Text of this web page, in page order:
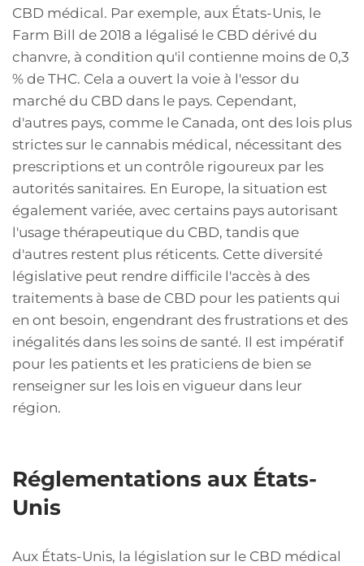
CBD médical. Par exemple, aux États-Unis, le
Farm Bill de 2018 a légalisé le CBD dérivé du
chanvre, à condition qu'il contienne moins de 0,3
% de THC. Cela a ouvert la voie à l'essor du
marché du CBD dans le pays. Cependant,
d'autres pays, comme le Canada, ont des lois plus
strictes sur le cannabis médical, nécessitant des
prescriptions et un contrôle rigoureux par les
autorités sanitaires. En Europe, la situation est
également variée, avec certains pays autorisant
l'usage thérapeutique du CBD, tandis que
d'autres restent plus réticents. Cette diversité
législative peut rendre difficile l'accès à des
traitements à base de CBD pour les patients qui
en ont besoin, engendrant des frustrations et des
inégalités dans les soins de santé. Il est impératif
pour les patients et les praticiens de bien se
renseigner sur les lois en vigueur dans leur
région.
Réglementations aux États-
Unis
Aux États-Unis, la législation sur le CBD médical